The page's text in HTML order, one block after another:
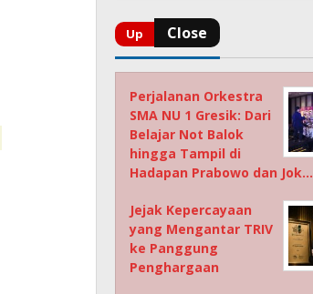
Perjalanan Orkestra
SMA NU 1 Gresik: Dari
Belajar Not Balok
hingga Tampil di
Hadapan Prabowo dan Jok…
Jejak Kepercayaan
yang Mengantar TRIV
ke Panggung
Penghargaan